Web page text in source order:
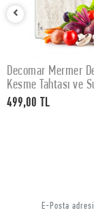
SEPETE
Decomar Mermer
Kesme Tahtası ve
x 40 cm
499,00 TL